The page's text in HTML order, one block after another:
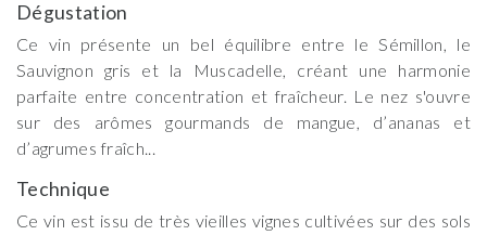
Dégustation
Ce vin présente un bel équilibre entre le Sémillon, le
Sauvignon gris et la Muscadelle, créant une harmonie
parfaite entre concentration et fraîcheur. Le nez s'ouvre
sur des arômes gourmands de mangue, d’ananas et
d’agrumes fraîch...
Technique
Ce vin est issu de très vieilles vignes cultivées sur des sols